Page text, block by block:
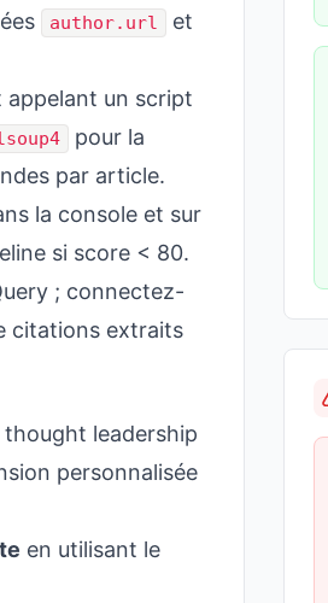
author.url et
un script
pour la
par article.
la console et sur
si score < 80.
; connectez-
citations extraits
leadership
personnalisée
en utilisant le